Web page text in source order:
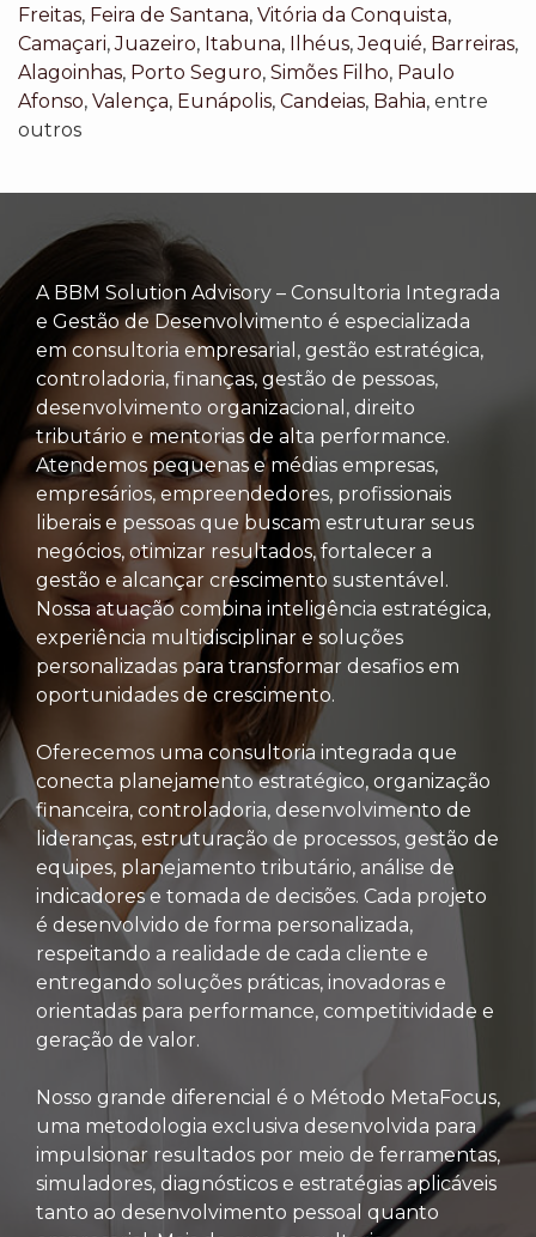
Freitas, Feira de Santana, Vitória da Conquista,
Camaçari,Juazeiro, Itabuna, Ilhéus,Jequié, Barreiras,
Alagoinhas, Porto Seguro, Simões Filho, Paulo
Afonso, Valença, Eunápolis, Candeias, Bahia, entre
outros
A BBM Solution Advisory – Consultoria Integrada
e Gestão de Desenvolvimento é especializada
em consultoria empresarial, gestão estratégica,
controladoria, finanças, gestão de pessoas,
desenvolvimento organizacional, direito
tributário e mentorias de alta performance.
Atendemos pequenas e médias empresas,
empresários, empreendedores, profissionais
liberais e pessoas que buscam estruturar seus
negócios, otimizar resultados, fortalecer a
gestão e alcançar crescimento sustentável.
Nossa atuação combina inteligência estratégica,
experiência multidisciplinar e soluções
personalizadas para transformar desafios em
oportunidades de crescimento.
Oferecemos uma consultoria integrada que
conecta planejamento estratégico, organização
financeira, controladoria, desenvolvimento de
lideranças, estruturação de processos, gestão de
equipes, planejamento tributário, análise de
indicadores e tomada de decisões. Cada projeto
é desenvolvido de forma personalizada,
respeitando a realidade de cada cliente e
entregando soluções práticas, inovadoras e
orientadas para performance, competitividade e
geração de valor.
Nosso grande diferencial é o Método MetaFocus,
uma metodologia exclusiva desenvolvida para
impulsionar resultados por meio de ferramentas,
simuladores, diagnósticos e estratégias aplicáveis
tanto ao desenvolvimento pessoal quanto